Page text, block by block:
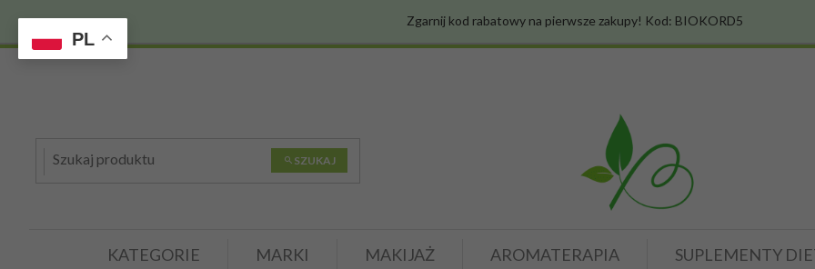
Zgarnij kod rabatowy na pierwsze zakupy! Kod: BIOKORD5
SZUKAJ
KATEGORIE MARKI MAKIJAŻ AROMATERAPIA SUPLEMENTY
PL